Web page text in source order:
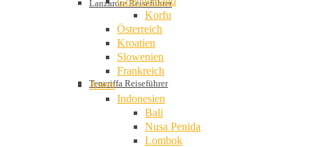
Lanzarote Reiseführer
Teneriffa Reiseführer
Korfu
Österreich
Kroatien
Slowenien
Frankreich
Asien
Indonesien
Bali
Nusa Penida
Lombok